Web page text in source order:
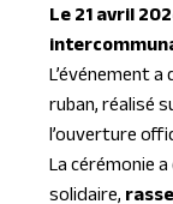
Le 21 avril
L’événement
ruban, réalisé
l’ouverture
La cérémonie
solidaire,